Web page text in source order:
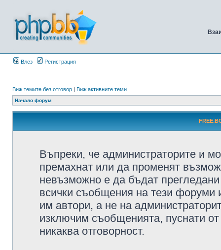
Влез Регистрация
Виж темите без отговор | Виж активните теми
Начало форум
Въпреки, че администраторите и
премахнат или да променят
невъзможно е да бъдат
всички съобщения на тези форуми
им автори, а не на
изключим съобщенията, пуснати
никаква отговорност.